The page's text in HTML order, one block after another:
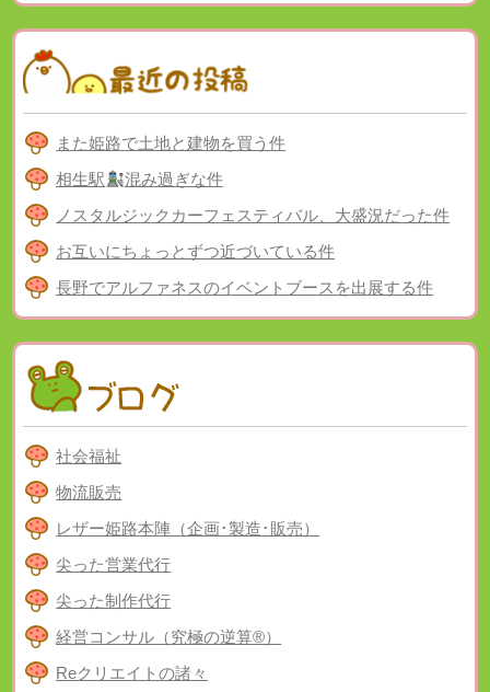
また姫路で土地と建物を買う件
相生駅
混み過ぎな件
ノスタルジックカーフェスティバル、大盛況だった件
お互いにちょっとずつ近づいている件
長野でアルファネスのイベントブースを出展する件
社会福祉
物流販売
レザー姫路本陣（企画･製造･販売）
尖った営業代行
尖った制作代行
経営コンサル（究極の逆算®）
Reクリエイトの諸々